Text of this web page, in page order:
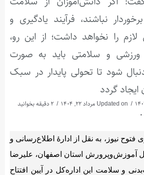
نباشند، فرآیند یادگیری و
لازم را نخواهد داشت؛ از این رو،
ورزشی و سلامتی باید به صورت
شود تا تحولی پایدار در سبک
گردد
0
فتوح نیوز، به نقل از ادارۀ اطلاع‌رسانی و
آموزش‌وپرورش استان اصفهان، علیرضا
و سلامت این اداره‌کل در آیین افتتاح